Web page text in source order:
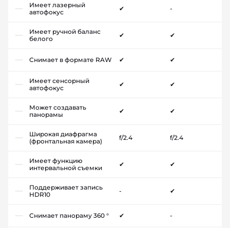
Имеет лазерный
автофокус
✔ -
Имеет ручной баланс
белого
✔ ✔
Снимает в формате RAW ✔ ✔
Имеет сенсорный
автофокус
✔ ✔
Может создавать
панорамы
✔ ✔
Широкая диафрагма
(фронтальная камера)
f/2.4 f/2.4
Имеет функцию
интервальной съемки
✔ ✔
Поддерживает запись
HDR10
- ✔
Снимает панораму 360 ° ✔ -